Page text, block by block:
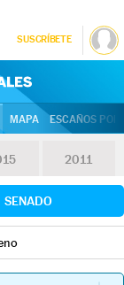
SUSCRÍBETE
MAPA ESCAÑOS
2011
SENADO